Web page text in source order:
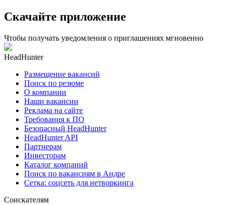
Скачайте приложение
Чтобы получать уведомления о приглашениях мгновенно
HeadHunter
Размещение вакансий
Поиск по резюме
О компании
Наши вакансии
Реклама на сайте
Требования к ПО
Безопасный HeadHunter
HeadHunter API
Партнерам
Инвесторам
Каталог компаний
Поиск по вакансиям в Андре
Сетка: соцсеть для нетворкинга
Соискателям